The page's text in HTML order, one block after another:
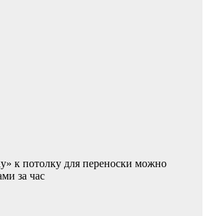
к потолку для переноски можно
за час